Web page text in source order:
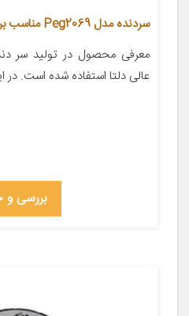
سردنده مدل Peg2069 مناسب برای پژو 206
معرفی محصول در تولید سر
عالی دلتا استفاده شده است.
بررسی و